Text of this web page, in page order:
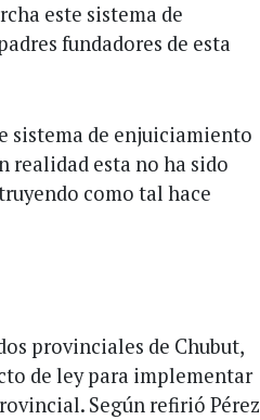
este sistema de
fundadores de esta
sistema de enjuiciamiento
realidad esta no ha sido
como tal hace
provinciales de Chubut,
de ley para implementar
Según refirió Pérez